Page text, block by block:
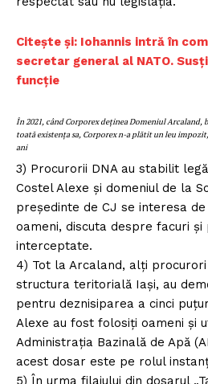
Citește și: Iohannis intră în
secretar general al NATO.
funcție
În 2021, când Corporex deținea Domeniul Arcaland,
toată existența sa, Corporex n-a plătit un leu
ani
3) Procurorii DNA au stabilit
Costel Alexe și domeniul de la
președinte de CJ se interesa
oameni, discuta despre facuri
interceptate.
4) Tot la Arcaland, alți
structura teritorială Iași, au
pentru deznisiparea a cinci
Alexe au fost folosiți oameni și
Administrația Bazinală de Apă
acest dosar este pe rolul
5) În urma filajului din dosarul